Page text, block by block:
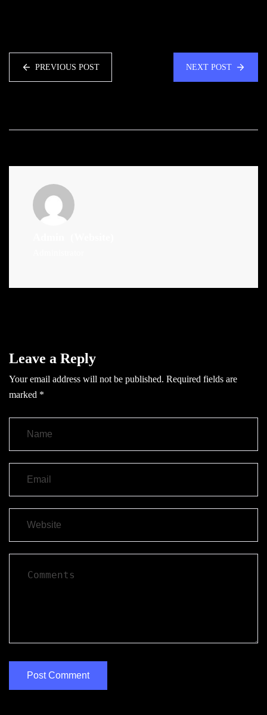
PREVIOUS POST NEXT POST
Leave a Reply
Your email address will not be published. Required fields are
marked *